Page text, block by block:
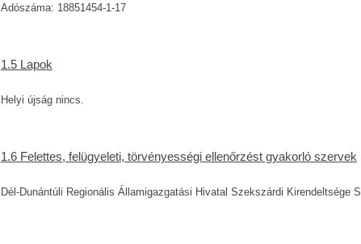
Adószáma: 18851454-1-17
1.5 Lapok
Helyi újság nincs.
1.6 Felettes, felügyeleti, törvényességi ellenőrzést gyakorló szervek
Dél-Dunántúli Regionális Államigazgatási Hivatal Szekszárdi Kirendeltsége